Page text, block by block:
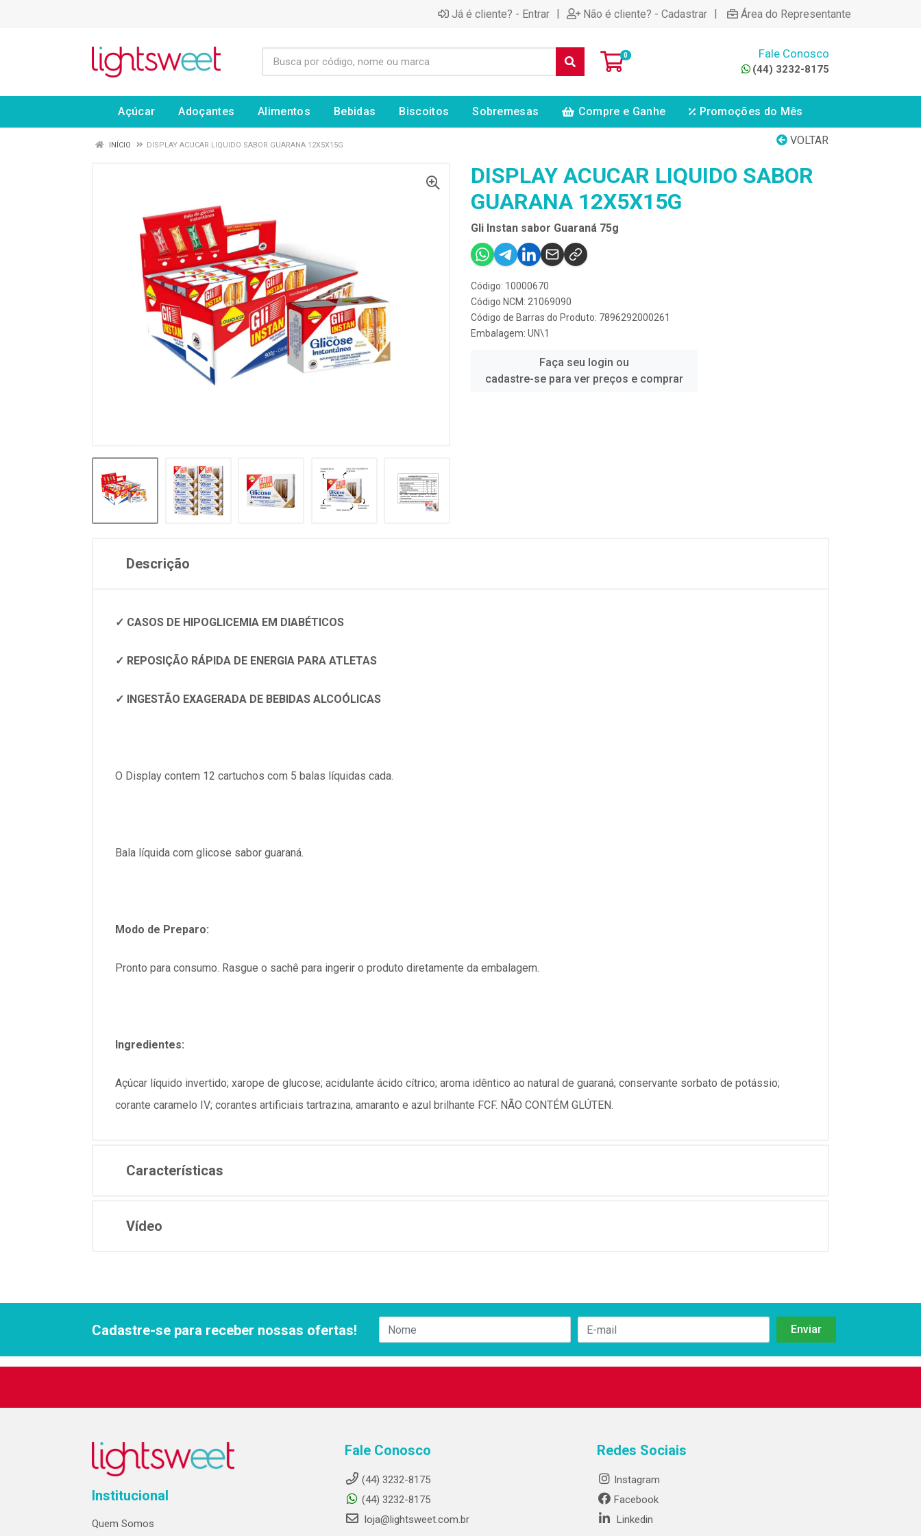
Já é cliente? - Entrar | Não é cliente? - Cadastrar | Área do Representante
0 Fale Conosco
(44) 3232-8175
Açúcar Adoçantes Alimentos Bebidas Biscoitos Sobremesas Compre e Ganhe Promoções do Mês
VOLTAR
INÍCIO DISPLAY ACUCAR LIQUIDO SABOR GUARANA 12X5X15G
DISPLAY ACUCAR LIQUIDO SABOR
GUARANA 12X5X15G
Gli Instan sabor Guaraná 75g
Código: 10000670
Código NCM: 21069090
Código de Barras do Produto: 7896292000261
Embalagem: UN\1
Faça seu login ou
cadastre-se para ver preços e comprar
Descrição
✓ CASOS DE HIPOGLICEMIA EM DIABÉTICOS
✓ REPOSIÇÃO RÁPIDA DE ENERGIA PARA ATLETAS
✓ INGESTÃO EXAGERADA DE BEBIDAS ALCOÓLICAS
O Display contem 12 cartuchos com 5 balas líquidas cada.
Bala líquida com glicose sabor guaraná.
Modo de Preparo:
Pronto para consumo. Rasgue o sachê para ingerir o produto diretamente da embalagem.
Ingredientes:
Açúcar líquido invertido; xarope de glucose; acidulante ácido cítrico; aroma idêntico ao natural de guaraná; conservante sorbato de potássio;
corante caramelo IV; corantes artificiais tartrazina, amaranto e azul brilhante FCF. NÃO CONTÉM GLÚTEN.
Características
Vídeo
Cadastre-se para receber nossas ofertas!
Institucional
Quem Somos
Fale Conosco
(44) 3232-8175
(44) 3232-8175
loja@lightsweet.com.br
Redes Sociais
Instagram
Facebook
Linkedin